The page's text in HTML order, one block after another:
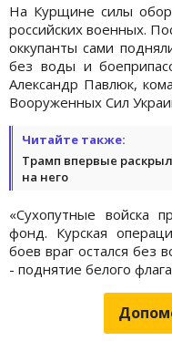
На Курщине силы
российских военных.
оккупанты сами
без воды и
Александр Павлюк,
Вооруженных Сил
Читайте также:
Трамп впервые
на него
«Сухопутные войска
фонд. Курская
боев враг остался без
- поднятие белого